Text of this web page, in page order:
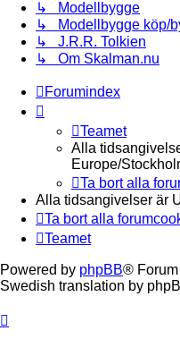
↳ Modellbygge
↳ Modellbygge köp/
↳ J.R.R. Tolkien
↳ Om Skalman.nu
Forumindex
Teamet
Alla
Europe/
Ta bort alla
Alla tidsangivelser är
Ta bort alla
Teamet
Powered by phpBB®
Swedish translation by